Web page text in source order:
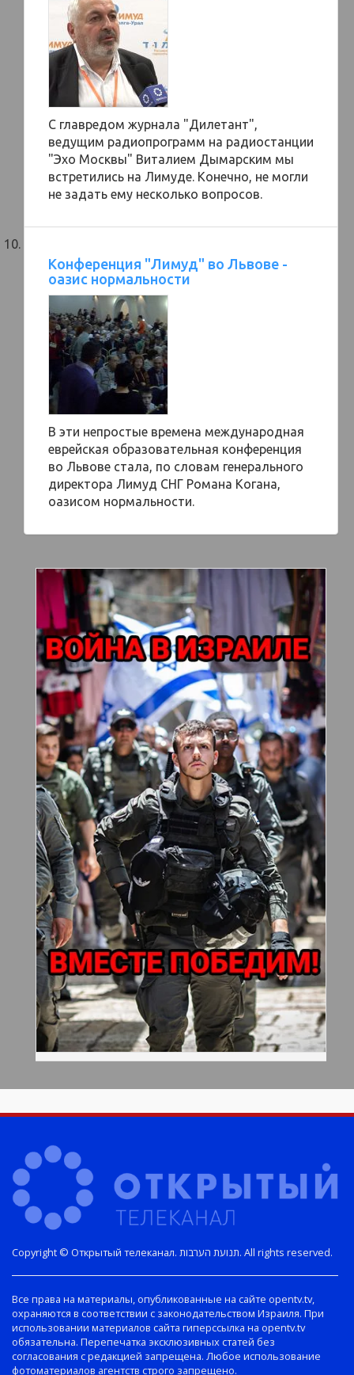
С главредом журнала "Дилетант",
ведущим радиопрограмм на радиостанции
"Эхо Москвы" Виталием Дымарским мы
встретились на Лимуде. Конечно, не могли
не задать ему несколько вопросов.
Конференция "Лимуд" во Львове -
оазис нормальности
В эти непростые времена международная
еврейская образовательная конференция
во Львове стала, по словам генерального
директора Лимуд СНГ Романа Когана,
оазисом нормальности.
Copyright © Открытый телеканал. תנועת הערבות. All rights reserved.
Все права на материалы, опубликованные на сайте opentv.tv,
охраняются в соответствии с законодательством Израиля. При
использовании материалов сайта гиперссылка на opentv.tv
обязательна. Перепечатка эксклюзивных статей без
согласования с редакцией запрещена. Любое использование
фотоматериалов агентств строго запрещено.